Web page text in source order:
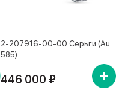
2-207916-00-00 Серьги (Au
585)
446 000 ₽